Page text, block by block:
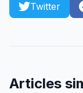
Twitter
Articles